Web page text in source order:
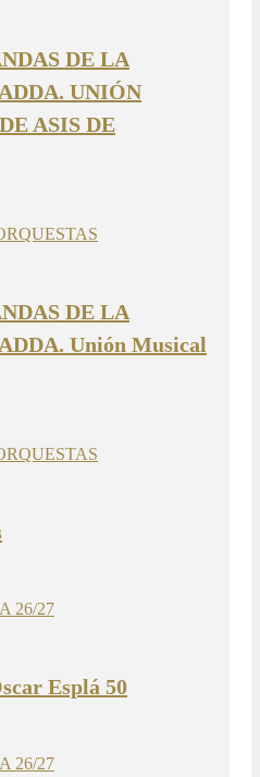
DE LA
UNIÓN
ASIS DE
DE LA
Unión Musical
26/27
Esplá 50
26/27